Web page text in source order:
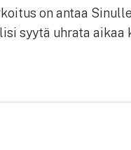
on antaa
syytä uhrata